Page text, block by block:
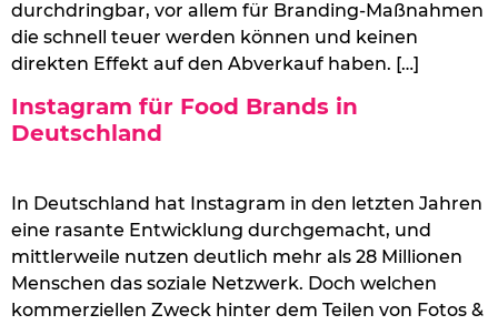
durchdringbar, vor allem für Branding-Maßnahmen
die schnell teuer werden können und keinen
direkten Effekt auf den Abverkauf haben. […]
Instagram für Food Brands in
Deutschland
In Deutschland hat Instagram in den letzten Jahren
eine rasante Entwicklung durchgemacht, und
mittlerweile nutzen deutlich mehr als 28 Millionen
Menschen das soziale Netzwerk. Doch welchen
kommerziellen Zweck hinter dem Teilen von Fotos &